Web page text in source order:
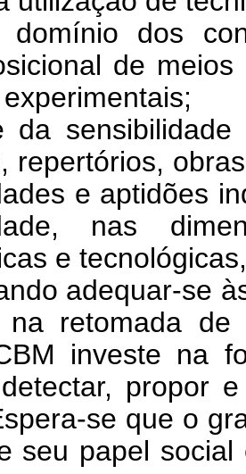
dos
de
sensibilidade
repertórios,
e aptidões
nas
e
adequar-se
na retomada
investe na
propor
se que o
seu papel